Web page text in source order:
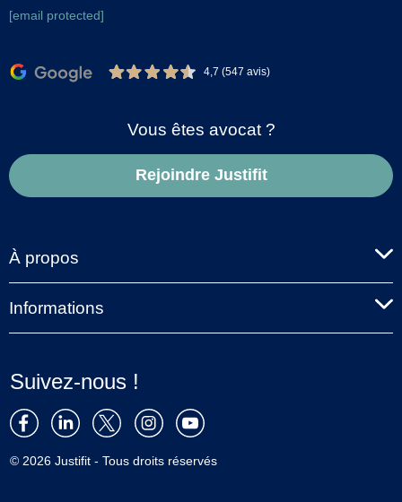
[email protected]
4,7 (547 avis)
Vous êtes avocat ?
Rejoindre Justifit
À propos
Informations
Suivez-nous !
© 2026 Justifit - Tous droits réservés